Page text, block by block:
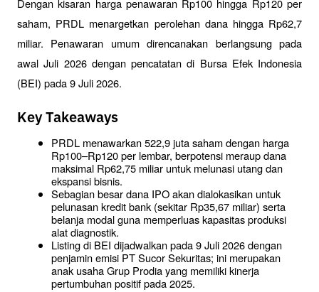
Dengan kisaran harga penawaran Rp100 hingga Rp120 per
saham, PRDL menargetkan perolehan dana hingga Rp62,7
miliar. Penawaran umum direncanakan berlangsung pada
awal Juli 2026 dengan pencatatan di Bursa Efek Indonesia
(BEI) pada 9 Juli 2026.
Key Takeaways
PRDL menawarkan 522,9 juta saham dengan harga
Rp100–Rp120 per lembar, berpotensi meraup dana
maksimal Rp62,75 miliar untuk melunasi utang dan
ekspansi bisnis.
Sebagian besar dana IPO akan dialokasikan untuk
pelunasan kredit bank (sekitar Rp35,67 miliar) serta
belanja modal guna memperluas kapasitas produksi
alat diagnostik.
Listing di BEI dijadwalkan pada 9 Juli 2026 dengan
penjamin emisi PT Sucor Sekuritas; ini merupakan
anak usaha Grup Prodia yang memiliki kinerja
pertumbuhan positif pada 2025.